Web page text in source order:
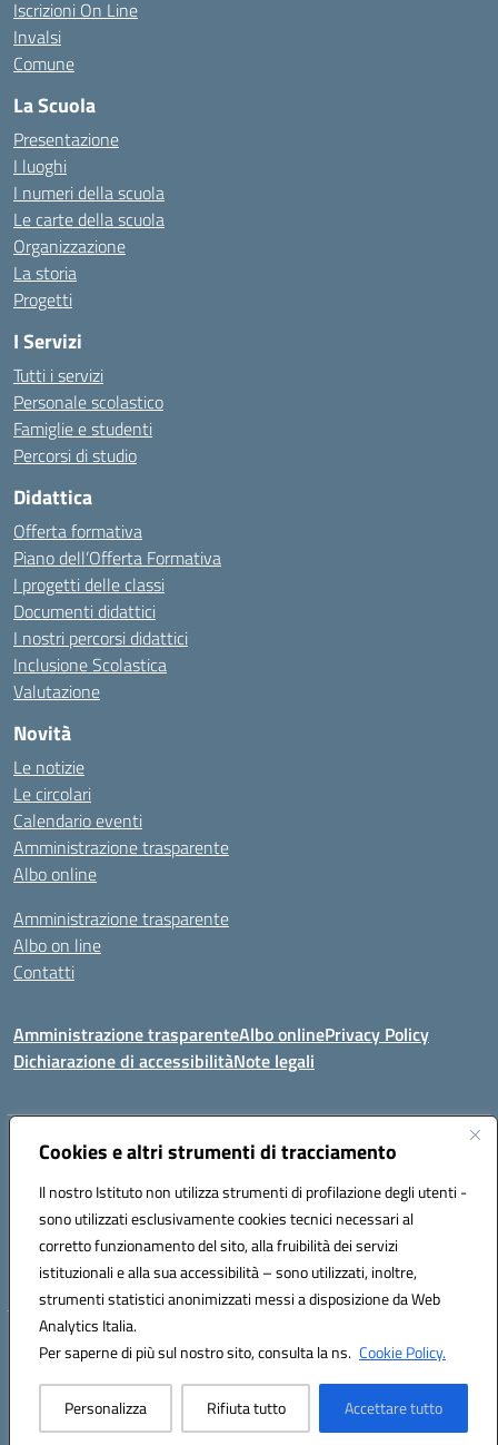
Cookies e altri strumenti di tracciamento
Il nostro Istituto non utilizza strumenti di profilazione degli utenti -
sono utilizzati esclusivamente cookies tecnici necessari al
corretto funzionamento del sito, alla fruibilità dei servizi
istituzionali e alla sua accessibilità – sono utilizzati, inoltre,
strumenti statistici anonimizzati messi a disposizione da Web
Analytics Italia.
Per saperne di più sul nostro sito, consulta la ns. Cookie Policy.
Personalizza Rifiuta tutto Accettare tutto
Iscrizioni On Line
Invalsi
Comune
La Scuola
Presentazione
I luoghi
I numeri della scuola
Le carte della scuola
Organizzazione
La storia
Progetti
I Servizi
Tutti i servizi
Personale scolastico
Famiglie e studenti
Percorsi di studio
Didattica
Offerta formativa
Piano dell’Offerta Formativa
I progetti delle classi
Documenti didattici
I nostri percorsi didattici
Inclusione Scolastica
Valutazione
Novità
Le notizie
Le circolari
Calendario eventi
Amministrazione trasparente
Albo online
Amministrazione trasparente
Albo on line
Contatti
Amministrazione trasparenteAlbo onlinePrivacy Policy
Dichiarazione di accessibilitàNote legali
Indirizzo:Via Tirso, 07011 Bono (SS)
Posta elettronica certificata (PEC):ssic820006@pec.istruzione.it
Codice fiscale: 81000530907
Codice meccanografico: SSIC820006
Hosting & Powered by 3D Solution S.r.l.
Concept & Design by Designers Italia